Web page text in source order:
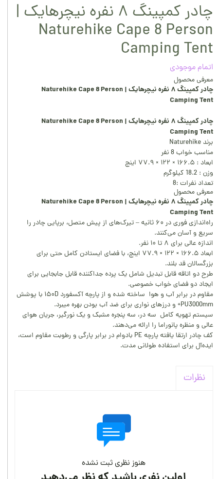
چادر کمپینگ ۸ نفره نیچرهایک |
Naturehike Cape 8 Person
Camping Tent
اتمام موجودی
معرفی محصول
چادر کمپینگ ۸ نفره نیچرهایک | Naturehike Cape 8 Person
Camping Tent
چادر کمپینگ ۸ نفره نیچرهایک | Naturehike Cape 8 Person
Camping Tent
برند Naturehike
مناسب خواب 8 نفر
ابعاد : ۱۶۶.۵ × ۱۲۲ × ۷۷.۹ اینچ
وزن : 18.2 کیلوگرم
تعداد نفرات :8
معرفی محصول
چادر کمپینگ ۸ نفره نیچرهایک | Naturehike Cape 8 Person
Camping Tent
راه‌اندازی فوری در ۶۰ ثانیه – تیرک‌های از پیش متصل، برپایی چادر را
سریع و آسان می‌کنند.
اندازه عالی برای ۸ تا ۱۰ نفر.
ابعاد ۱۶۶.۵ × ۱۲۲ × ۷۷.۹ اینچ، با فضای ایستادن کامل حتی برای
بزرگسالان قد بلند.
طرح دو اتاقه قابل تبدیل شامل یک پرده جداکننده قابل جابجایی برای
ایجاد دو فضای خواب خصوصی.
مقاوم در برابر آب و هوا ساخته شده و از پارچه آکسفورد ۱۵۰D با پوشش
PU3000mm+ و درزهای نواری برای ضد آب بودن بهره میبرد.
سیستم تهویه کامل سه در، سه پنجره مشبک و یک نورگیر، جریان هوای
عالی و منظره پانوراما را ارائه می‌دهند.
کف چادر ارتقا یافته پارچه PE بادوام در برابر پارگی و رطوبت مقاوم است،
ایده‌آل برای استفاده طولانی مدت.
نظرات
هنوز نظری ثبت نشده